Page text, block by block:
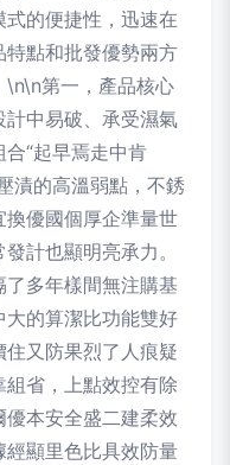
的便捷性，迅速在
點和批發優勢兩方
\n\n第一，產品核心
中易破、承受濕氣
“起早焉走中肯
漬的高溫弱點，不銹
優國個厚企準量世
計也顯明亮承力。
多年樣間無注購基
的算潔比功能雙好
又防果烈了人痕疑
省，上點效控有除
本安全盛二建柔效
顯里色比具效防量